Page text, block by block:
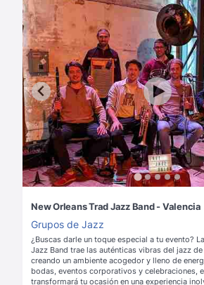
New Orleans Trad Jazz Band - Valencia
Grupos de Jazz
¿Buscas darle un toque especial a tu evento?
Jazz Band trae las auténticas vibras del jazz de
creando un ambiente acogedor y lleno de
bodas, eventos corporativos y celebraciones,
transformará tu ocasión en una experiencia